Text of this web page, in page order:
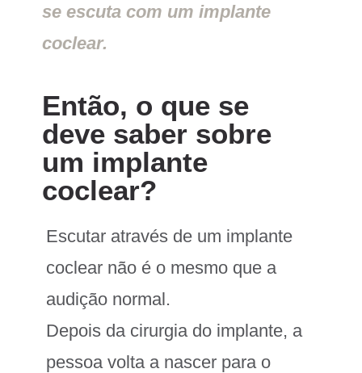
se escuta com um implante
coclear.
Então, o que se
deve saber sobre
um implante
coclear?
Escutar através de um implante
coclear não é o mesmo que a
audição normal.
Depois da cirurgia do implante, a
pessoa volta a nascer para o